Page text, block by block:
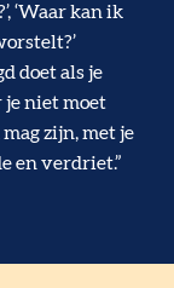
‘Waar kan ik
doet als je
je niet moet
zijn, met je
en verdriet.”